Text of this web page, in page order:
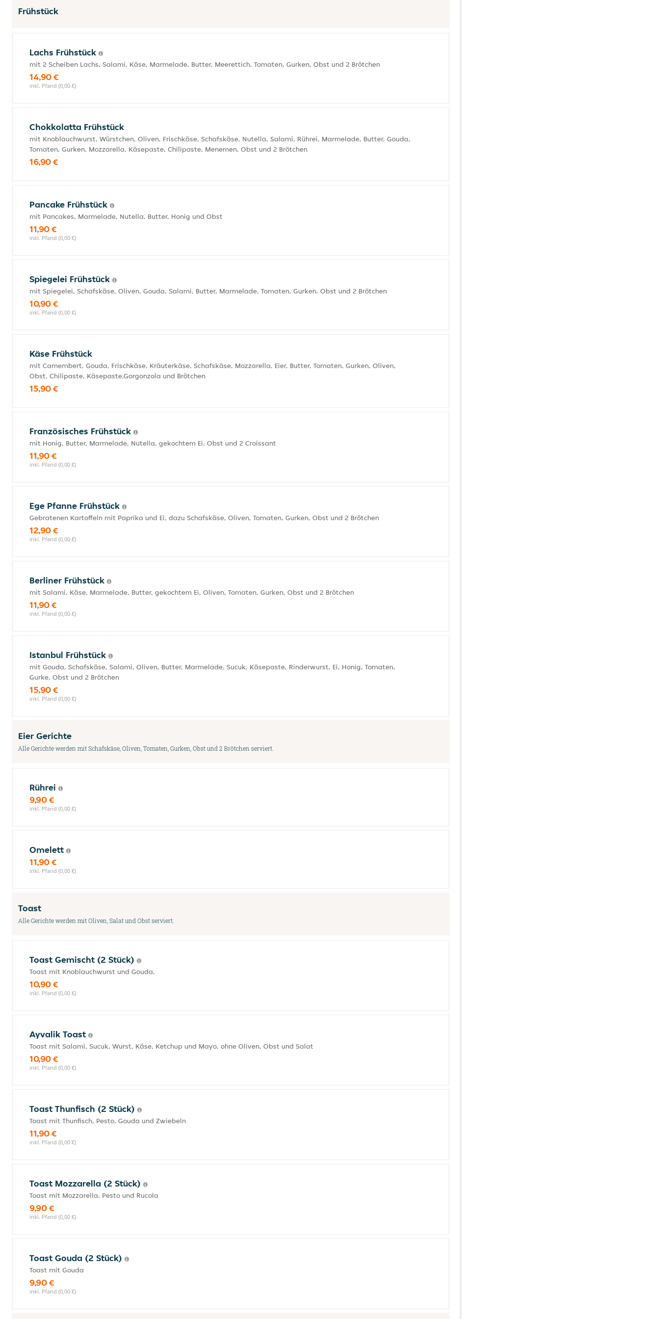
Frühstück
Lachs Frühstück
mit 2 Scheiben Lachs, Salami, Käse, Marmelade, Butter, Meerettich, Tomaten, Gurken, Obst und 2 Brötchen
14,90 €
inkl. Pfand (0,00 €)
Chokkolatta Frühstück
mit Knoblauchwurst, Würstchen, Oliven, Frischkäse, Schafskäse, Nutella, Salami, Rührei, Marmelade, Butter, Gouda,
Tomaten, Gurken, Mozzarella, Käsepaste, Chilipaste, Menemen, Obst und 2 Brötchen
16,90 €
Pancake Frühstück
mit Pancakes, Marmelade, Nutella, Butter, Honig und Obst
11,90 €
inkl. Pfand (0,00 €)
Spiegelei Frühstück
mit Spiegelei, Schafskäse, Oliven, Gouda, Salami, Butter, Marmelade, Tomaten, Gurken, Obst und 2 Brötchen
10,90 €
inkl. Pfand (0,00 €)
Käse Frühstück
mit Camembert, Gouda, Frischkäse, Kräuterkäse, Schafskäse, Mozzarella, Eier, Butter, Tomaten, Gurken, Oliven,
Obst, Chilipaste, Käsepaste,Gorgonzola und Brötchen
15,90 €
Französisches Frühstück
mit Honig, Butter, Marmelade, Nutella, gekochtem Ei, Obst und 2 Croissant
11,90 €
inkl. Pfand (0,00 €)
Ege Pfanne Frühstück
Gebratenen Kartoffeln mit Paprika und Ei, dazu Schafskäse, Oliven, Tomaten, Gurken, Obst und 2 Brötchen
12,90 €
inkl. Pfand (0,00 €)
Berliner Frühstück
mit Salami, Käse, Marmelade, Butter, gekochtem Ei, Oliven, Tomaten, Gurken, Obst und 2 Brötchen
11,90 €
inkl. Pfand (0,00 €)
Istanbul Frühstück
mit Gouda, Schafskäse, Salami, Oliven, Butter, Marmelade, Sucuk, Käsepaste, Rinderwurst, Ei, Honig, Tomaten,
Gurke, Obst und 2 Brötchen
15,90 €
inkl. Pfand (0,00 €)
Eier Gerichte
Alle Gerichte werden mit Schafskäse, Oliven, Tomaten, Gurken, Obst und 2 Brötchen serviert.
Rührei
9,90 €
inkl. Pfand (0,00 €)
Omelett
11,90 €
inkl. Pfand (0,00 €)
Toast
Alle Gerichte werden mit Oliven, Salat und Obst serviert.
Toast Gemischt (2 Stück)
Toast mit Knoblauchwurst und Gouda,
10,90 €
inkl. Pfand (0,00 €)
Ayvalik Toast
Toast mit Salami, Sucuk, Wurst, Käse, Ketchup und Mayo, ohne Oliven, Obst und Salat
10,90 €
inkl. Pfand (0,00 €)
Toast Thunfisch (2 Stück)
Toast mit Thunfisch, Pesto, Gouda und Zwiebeln
11,90 €
inkl. Pfand (0,00 €)
Toast Mozzarella (2 Stück)
Toast mit Mozzarella, Pesto und Rucola
9,90 €
inkl. Pfand (0,00 €)
Toast Gouda (2 Stück)
Toast mit Gouda
9,90 €
inkl. Pfand (0,00 €)